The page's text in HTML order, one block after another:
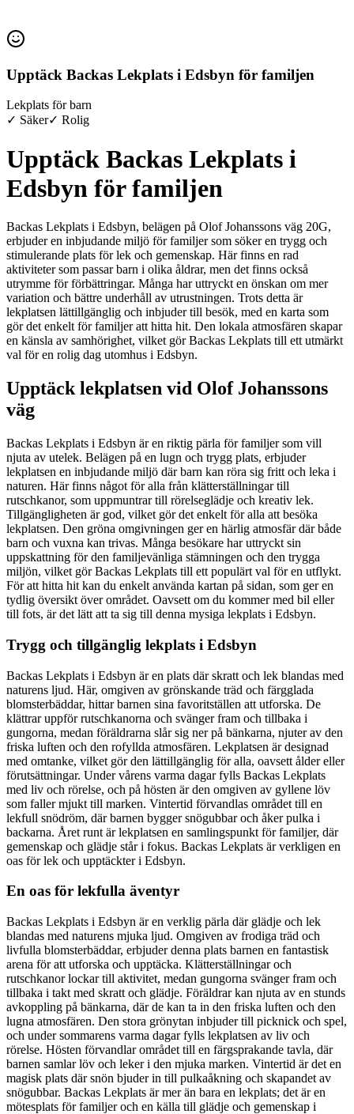
Upptäck Backas Lekplats i Edsbyn för familjen
Lekplats för barn
✓ Säker✓ Rolig
Upptäck Backas Lekplats i
Edsbyn för familjen
Backas Lekplats i Edsbyn, belägen på Olof Johanssons väg 20G,
erbjuder en inbjudande miljö för familjer som söker en trygg och
stimulerande plats för lek och gemenskap. Här finns en rad
aktiviteter som passar barn i olika åldrar, men det finns också
utrymme för förbättringar. Många har uttryckt en önskan om mer
variation och bättre underhåll av utrustningen. Trots detta är
lekplatsen lättillgänglig och inbjuder till besök, med en karta som
gör det enkelt för familjer att hitta hit. Den lokala atmosfären skapar
en känsla av samhörighet, vilket gör Backas Lekplats till ett utmärkt
val för en rolig dag utomhus i Edsbyn.
Upptäck lekplatsen vid Olof Johanssons
väg
Backas Lekplats i Edsbyn är en riktig pärla för familjer som vill
njuta av utelek. Belägen på en lugn och trygg plats, erbjuder
lekplatsen en inbjudande miljö där barn kan röra sig fritt och leka i
naturen. Här finns något för alla från klätterställningar till
rutschkanor, som uppmuntrar till rörelseglädje och kreativ lek.
Tillgängligheten är god, vilket gör det enkelt för alla att besöka
lekplatsen. Den gröna omgivningen ger en härlig atmosfär där både
barn och vuxna kan trivas. Många besökare har uttryckt sin
uppskattning för den familjevänliga stämningen och den trygga
miljön, vilket gör Backas Lekplats till ett populärt val för en utflykt.
För att hitta hit kan du enkelt använda kartan på sidan, som ger en
tydlig översikt över området. Oavsett om du kommer med bil eller
till fots, är det lätt att ta sig till denna mysiga lekplats i Edsbyn.
Trygg och tillgänglig lekplats i Edsbyn
Backas Lekplats i Edsbyn är en plats där skratt och lek blandas med
naturens ljud. Här, omgiven av grönskande träd och färgglada
blomsterbäddar, hittar barnen sina favoritställen att utforska. De
klättrar uppför rutschkanorna och svänger fram och tillbaka i
gungorna, medan föräldrarna slår sig ner på bänkarna, njuter av den
friska luften och den rofyllda atmosfären. Lekplatsen är designad
med omtanke, vilket gör den lättillgänglig för alla, oavsett ålder eller
förutsättningar. Under vårens varma dagar fylls Backas Lekplats
med liv och rörelse, och på hösten är den omgiven av gyllene löv
som faller mjukt till marken. Vintertid förvandlas området till en
lekfull snödröm, där barnen bygger snögubbar och åker pulka i
backarna. Året runt är lekplatsen en samlingspunkt för familjer, där
gemenskap och glädje står i fokus. Backas Lekplats är verkligen en
oas för lek och upptäckter i Edsbyn.
En oas för lekfulla äventyr
Backas Lekplats i Edsbyn är en verklig pärla där glädje och lek
blandas med naturens mjuka ljud. Omgiven av frodiga träd och
livfulla blomsterbäddar, erbjuder denna plats barnen en fantastisk
arena för att utforska och upptäcka. Klätterställningar och
rutschkanor lockar till aktivitet, medan gungorna svänger fram och
tillbaka i takt med skratt och glädje. Föräldrar kan njuta av en stunds
avkoppling på bänkarna, där de kan ta in den friska luften och den
lugna atmosfären. Den stora grönytan inbjuder till picknick och spel,
och under sommarens varma dagar fylls lekplatsen av liv och
rörelse. Hösten förvandlar området till en färgsprakande tavla, där
barnen samlar löv och leker i den mjuka marken. Vintertid är det en
magisk plats där snön bjuder in till pulkaåkning och skapandet av
snögubbar. Backas Lekplats är mer än bara en lekplats; det är en
mötesplats för familjer och en källa till glädje och gemenskap i